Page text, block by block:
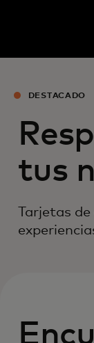
DESTACADO
tus
Tarjetas